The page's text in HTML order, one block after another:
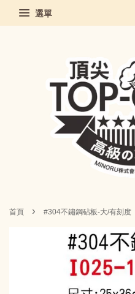
選單
首頁 › #304不鏽鋼砧板-大/有刻度